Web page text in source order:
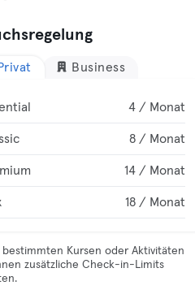
Business
4 / Monat
8 / Monat
14 / Monat
18 / Monat
bestimmten Kursen oder Aktivitäten
zusätzliche Check-in-Limits